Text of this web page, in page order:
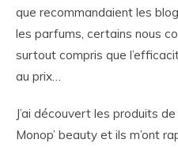
que recommandaient les
les parfums, certains nous
surtout compris que
au prix…
J’ai découvert les produits
Monop’ beauty et ils m’ont